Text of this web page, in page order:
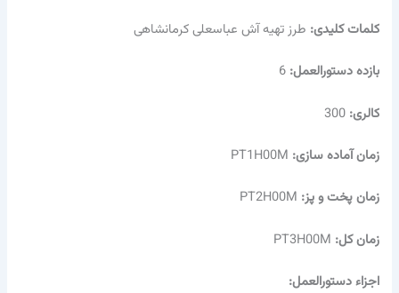
کلمات کلیدی: طرز تهیه آش عباسعلی کرمانشاهی
بازده دستورالعمل:6
کالری:300
زمان آماده سازی: PT1H00M
زمان پخت و پز: PT2H00M
زمان کل: PT3H00M
اجزاء دستورالعمل: